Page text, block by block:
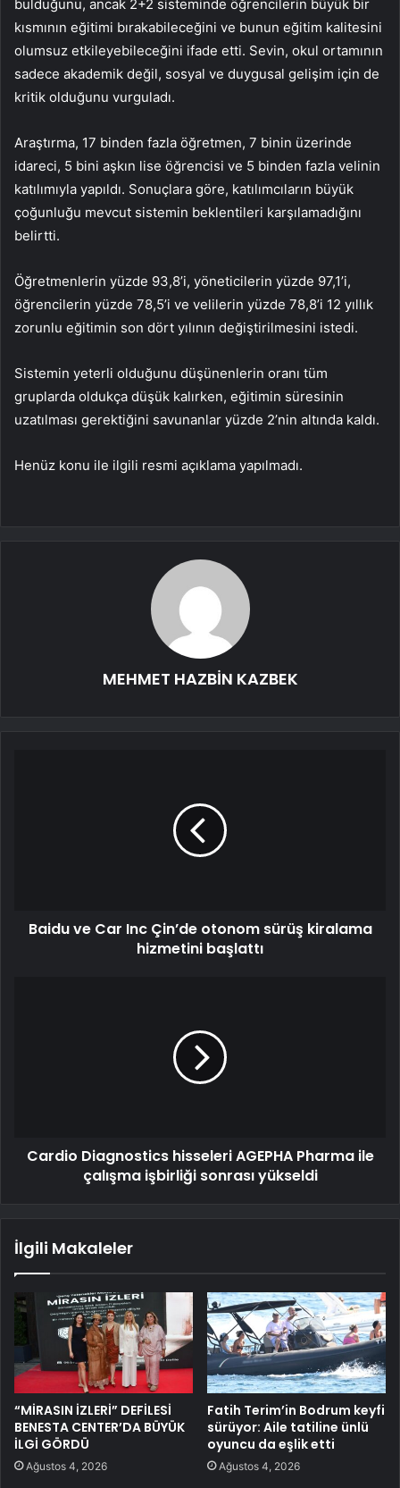
bulduğunu, ancak 2+2 sisteminde öğrencilerin büyük bir
kısmının eğitimi bırakabileceğini ve bunun eğitim kalitesini
olumsuz etkileyebileceğini ifade etti. Sevin, okul ortamının
sadece akademik değil, sosyal ve duygusal gelişim için de
kritik olduğunu vurguladı.
Araştırma, 17 binden fazla öğretmen, 7 binin üzerinde
idareci, 5 bini aşkın lise öğrencisi ve 5 binden fazla velinin
katılımıyla yapıldı. Sonuçlara göre, katılımcıların büyük
çoğunluğu mevcut sistemin beklentileri karşılamadığını
belirtti.
Öğretmenlerin yüzde 93,8’i, yöneticilerin yüzde 97,1’i,
öğrencilerin yüzde 78,5’i ve velilerin yüzde 78,8’i 12 yıllık
zorunlu eğitimin son dört yılının değiştirilmesini istedi.
Sistemin yeterli olduğunu düşünenlerin oranı tüm
gruplarda oldukça düşük kalırken, eğitimin süresinin
uzatılması gerektiğini savunanlar yüzde 2’nin altında kaldı.
Henüz konu ile ilgili resmi açıklama yapılmadı.
MEHMET HAZBİN KAZBEK
Baidu ve Car Inc Çin’de otonom sürüş kiralama
hizmetini başlattı
Cardio Diagnostics hisseleri AGEPHA Pharma ile
çalışma işbirliği sonrası yükseldi
İlgili Makaleler
“MİRASIN İZLERİ” DEFİLESİ
BENESTA CENTER’DA BÜYÜK
İLGİ GÖRDÜ
Ağustos 4, 2026
Fatih Terim’in Bodrum keyfi
sürüyor: Aile tatiline ünlü
oyuncu da eşlik etti
Ağustos 4, 2026